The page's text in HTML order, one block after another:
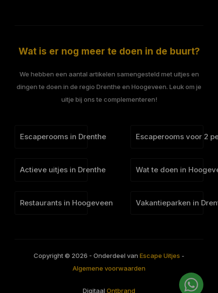
Wat is er nog meer te doen in de buurt?
We hebben een aantal artikelen samengesteld met uitjes en
dingen te doen in de regio Drenthe en Hoogeveen. Leuk om je
uitje bij ons te complementeren!
Escaperooms in Drenthe Escaperooms voor 2
Actieve uitjes in Drenthe Wat te doen in
Restaurants in Hoogeveen Vakantieparken in
Copyright © 2026 - Onderdeel van Escape Uitjes -
Algemene voorwaarden
Digitaal Ontbrand